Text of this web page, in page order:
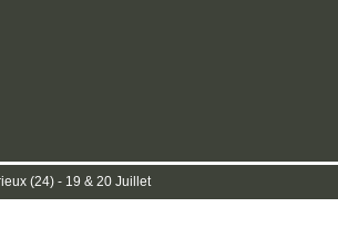
(24) - 19 & 20 Juillet